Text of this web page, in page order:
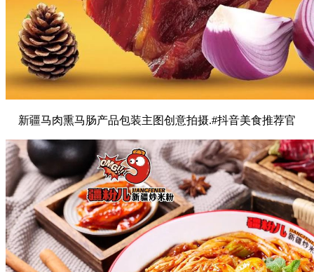
新疆马肉熏马肠产品包装主图创意拍摄.#抖音美食推荐官